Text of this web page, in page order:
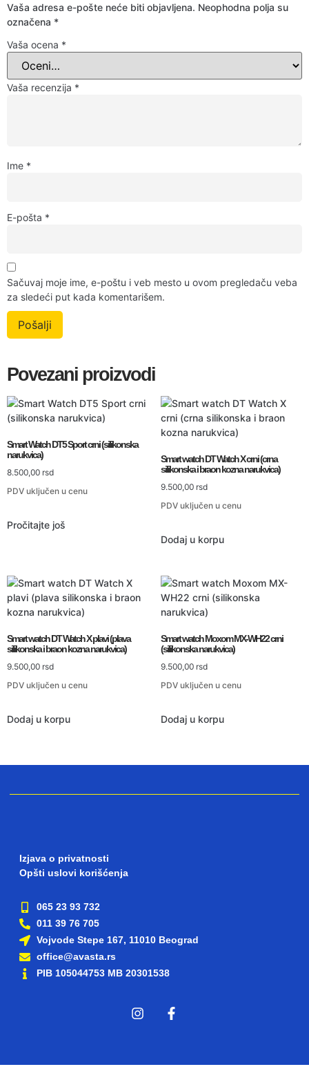
Vaša adresa e-pošte neće biti objavljena. Neophodna polja su
označena *
Vaša ocena *
Vaša recenzija *
Ime *
E-pošta *
Sačuvaj moje ime, e-poštu i veb mesto u ovom pregledaču veba
za sledeći put kada komentarišem.
Povezani proizvodi
Smart Watch DT5 Sport crni (silikonska
narukvica)
8.500,00 rsd
PDV uključen u cenu
Pročitajte još
Smart watch DT Watch X crni (crna
silikonska i braon kozna narukvica)
9.500,00 rsd
PDV uključen u cenu
Dodaj u korpu
Smart watch DT Watch X plavi (plava
silikonska i braon kozna narukvica)
9.500,00 rsd
PDV uključen u cenu
Dodaj u korpu
Smart watch Moxom MX-WH22 crni
(silikonska narukvica)
9.500,00 rsd
PDV uključen u cenu
Dodaj u korpu
Izjava o privatnosti
Opšti uslovi korišćenja
065 23 93 732
011 39 76 705
Vojvode Stepe 167, 11010 Beograd
office@avasta.rs
PIB 105044753 MB 20301538